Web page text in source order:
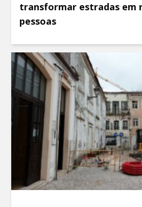
transformar estradas em
pessoas